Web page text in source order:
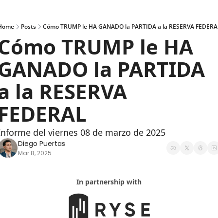
Posts Cómo TRUMP le HA GANADO la PARTIDA a la RESERVA
TRUMP le HA
la PARTIDA
la RESERVA
del viernes 08 de marzo de 2025
Diego Puertas
Mar 8, 2025
In partnership with